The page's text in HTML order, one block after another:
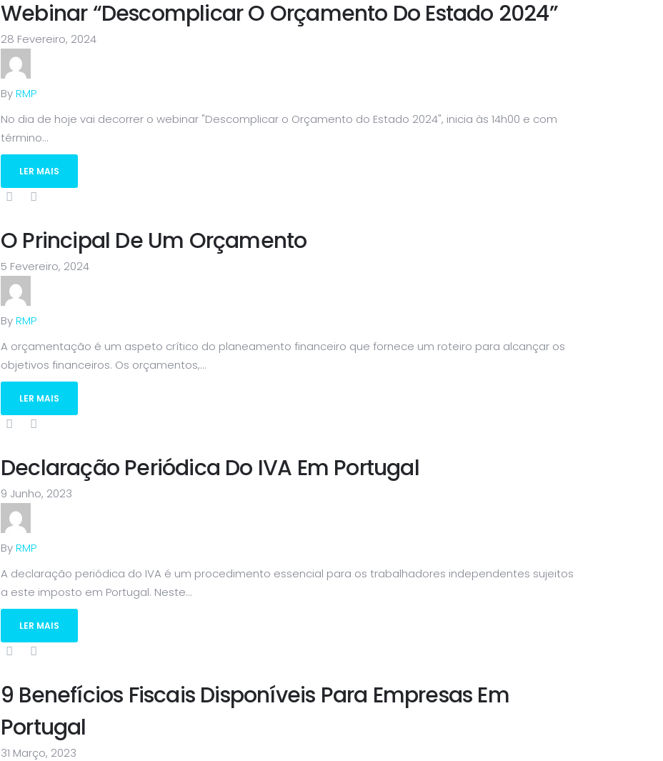
Webinar “Descomplicar O Orçamento Do Estado 2024”
28 Fevereiro, 2024
ByRMP
No dia de hoje vai decorrer o webinar "Descomplicar o Orçamento do Estado 2024", inicia às 14h00 e com
término...
LER MAIS
O Principal De Um Orçamento
5 Fevereiro, 2024
ByRMP
A orçamentação é um aspeto crítico do planeamento financeiro que fornece um roteiro para alcançar os
objetivos financeiros. Os orçamentos,...
LER MAIS
Declaração Periódica Do IVA Em Portugal
9 Junho, 2023
ByRMP
A declaração periódica do IVA é um procedimento essencial para os trabalhadores independentes sujeitos
a este imposto em Portugal. Neste...
LER MAIS
9 Benefícios Fiscais Disponíveis Para Empresas Em
Portugal
31 Março, 2023